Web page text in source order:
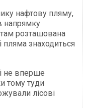
нафтову пляму,
напрямку
розташована
пляма знаходиться
не вперше
тому туди
лісові